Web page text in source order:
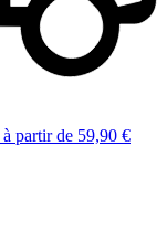
à partir de 59,90 €